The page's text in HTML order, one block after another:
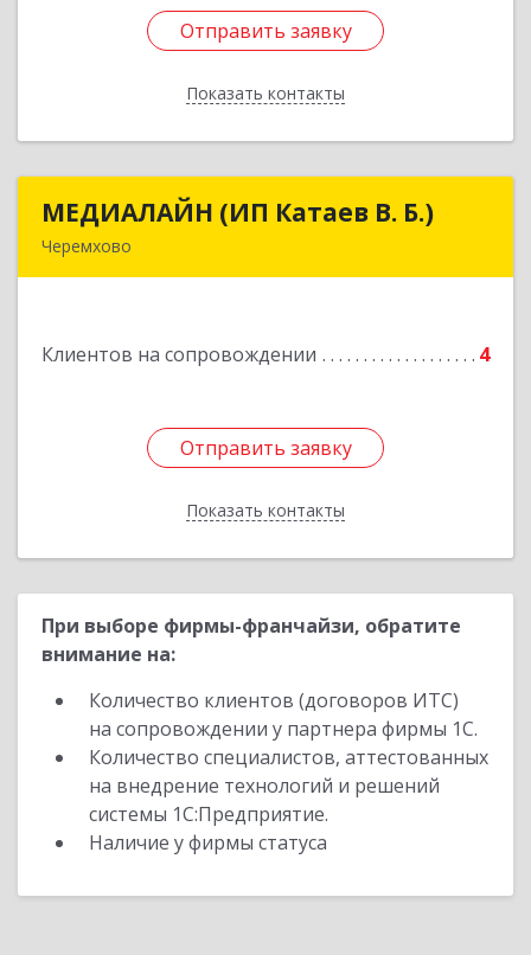
Отправить заявку
Показать контакты
Отправить заявку
Назад
МЕДИАЛАЙН (ИП Катаев В. Б.)
Черемхово
Клиентов на сопровождении 4
Отправить заявку
Показать контакты
МЕДИАЛАЙН (ИП Катаев В. Б.)
Подробнее
Отправить заявку
Назад
При выборе фирмы-франчайзи, обратите
внимание на:
Количество клиентов (договоров ИТС)
на сопровождении у партнера фирмы 1С.
Количество специалистов, аттестованных
на внедрение технологий и решений
системы 1С:Предприятие.
Наличие у фирмы статуса